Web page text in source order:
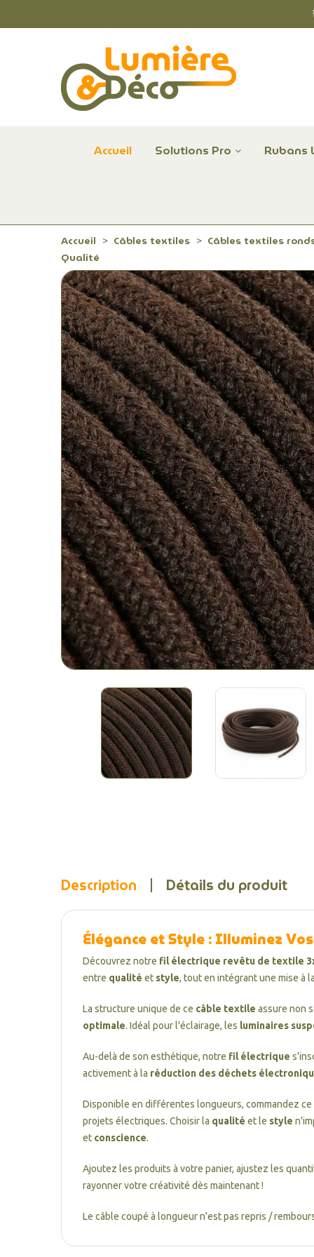
Accueil Solutions Pro Rubans
Accueil Câbles textiles
Câbles textiles
Qualité
Description Détails du produit
Élégance et Style : Illuminez
Découvrez notre fil électrique revêtu de textile
entre qualité et style, tout en intégrant une mise à
La structure unique de ce câble textile assure non
optimale. Idéal pour l'éclairage, les luminaires
Au-delà de son esthétique, notre fil électrique
activement à la réduction des déchets
Disponible en différentes longueurs, commandez ce
projets électriques. Choisir la qualité et le style
et conscience.
Ajoutez les produits à votre panier, ajustez les
rayonner votre créativité dès maintenant !
Le câble coupé à longueur n'est pas repris /